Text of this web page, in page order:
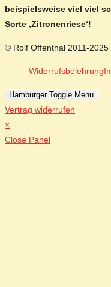
beispielsweise viel viel
Sorte ‚Zitronenriese‘!
© Rolf Offenthal 2011-2025
Widerrufsbelehrung
Hamburger Toggle Menu
Vertrag widerrufen
×
Close Panel